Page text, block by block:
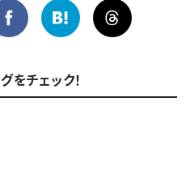
をチェック！